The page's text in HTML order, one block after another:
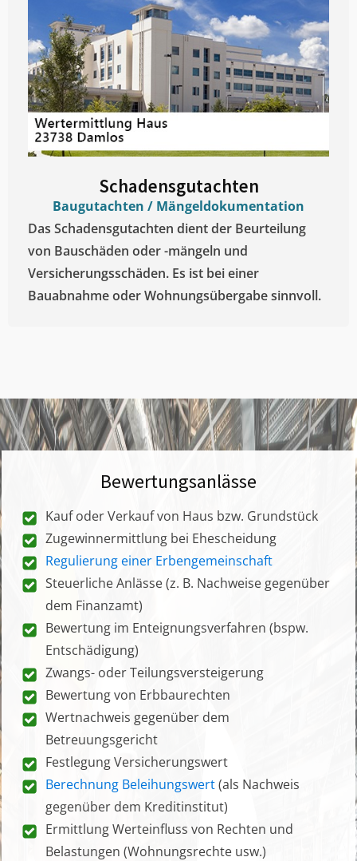
Schadensgutachten
Baugutachten / Mängeldokumentation
Das Schadensgutachten dient der Beurteilung
von Bauschäden oder -mängeln und
Versicherungsschäden. Es ist bei einer
Bauabnahme oder Wohnungsübergabe sinnvoll.
Bewertungsanlässe
Kauf oder Verkauf von Haus bzw. Grundstück
Zugewinnermittlung bei Ehescheidung
Regulierung einer Erbengemeinschaft
Steuerliche Anlässe (z. B. Nachweise gegenüber
dem Finanzamt)
Bewertung im Enteignungsverfahren (bspw.
Entschädigung)
Zwangs- oder Teilungsversteigerung
Bewertung von Erbbaurechten
Wertnachweis gegenüber dem
Betreuungsgericht
Festlegung Versicherungswert
Berechnung Beleihungswert(als Nachweis
gegenüber dem Kreditinstitut)
Ermittlung Werteinfluss von Rechten und
Belastungen (Wohnungsrechte usw.)